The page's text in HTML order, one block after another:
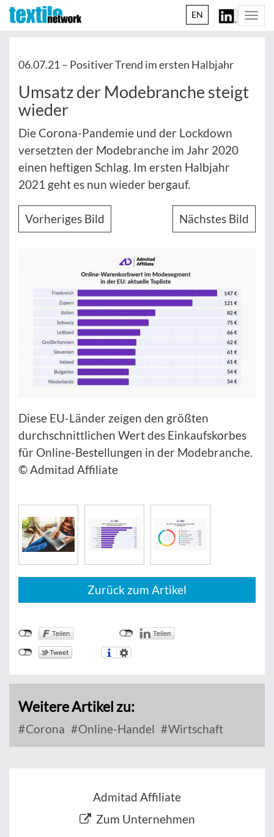
EN
06.07.21 – Positiver Trend im ersten Halbjahr
Umsatz der Modebranche steigt
wieder
Die Corona-Pandemie und der Lockdown
versetzten der Modebranche im Jahr 2020
einen heftigen Schlag. Im ersten Halbjahr
2021 geht es nun wieder bergauf.
Vorheriges Bild Nächstes Bild
Diese EU-Länder zeigen den größten
durchschnittlichen Wert des Einkaufskorbes
für Online-Bestellungen in der Modebranche.
© Admitad Affiliate
Zurück zum Artikel
Weitere Artikel zu:
Corona Online-Handel Wirtschaft
Admitad Affiliate
Zum Unternehmen